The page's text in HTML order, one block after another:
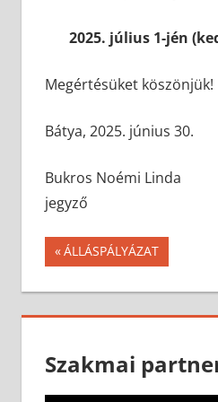
2025. július 1-jén
Megértésüket köszönjük!
Bátya, 2025. június 30.
Bukros Noémi Linda
jegyző
Bejegyzés
navigáció
Previous
Post:
ÁLLÁSPÁLYÁZAT
Szakmai